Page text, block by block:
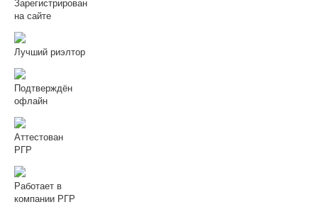
Зарегистрирован
на сайте
Лучший риэлтор
Подтверждён
офлайн
Аттестован
РГР
Работает в
компании РГР